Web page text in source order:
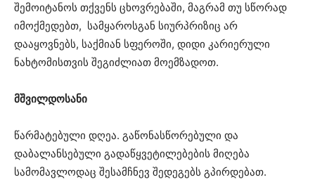
შემოიტანოს თქვენს ცხოვრებაში, მაგრამ თუ სწორად
იმოქმედებთ, სამყაროსგან სიურპრიზიც არ
დააყოვნებს, საქმიან სფეროში, დიდი კარიერული
ნახტომისთვის შეგიძლიათ მოემზადოთ.
მშვილდოსანი
წარმატებული დღეა. გაწონასწორებული და
დაბალანსებული გადაწყვეტილებების მიღება
სამომავლოდაც შესამჩნევ შედეგებს გპირდებათ.